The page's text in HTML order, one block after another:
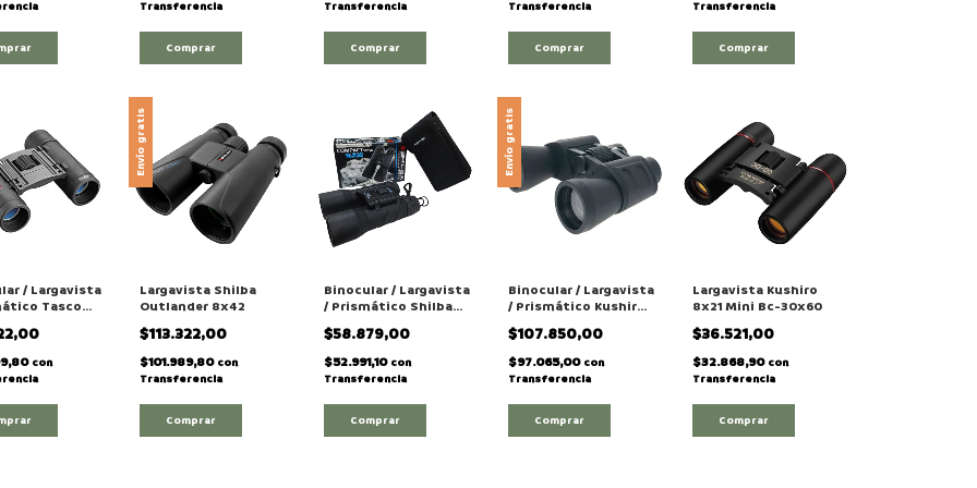
Transferencia
Transferencia
Transferencia
Transferencia
/ Largavista
Tasco
Essentials
con
Envío gratis
Largavista Shilba
Outlander 8x42
$113.322,00
$101.989,80 con
Transferencia
Binocular / Largavista
/ Prismático Shilba
Modelo 2Compact
16x32mm"
$58.879,00
$52.991,10 con
Transferencia
Envío gratis
Binocular / Largavista
/ Prismático Kushiro
Modelo "Grande Bc8-
24x50"
$107.850,00
$97.065,00 con
Transferencia
Largavista Kushiro
8x21 Mini Bc-30x60
$36.521,00
$32.868,90 con
Transferencia